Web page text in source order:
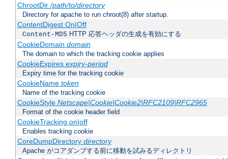
ChrootDir/path/to/directory
Directory for apache to run chroot(8) after startup.
ContentDigest On|Off
Content-MD5 HTTP 応答ヘッダの生成を有効にする
CookieDomain domain
The domain to which the tracking cookie applies
CookieExpires expiry-period
Expiry time for the tracking cookie
CookieName token
Name of the tracking cookie
CookieStyle Netscape|Cookie|Cookie2|RFC2109|RFC2965
Format of the cookie header field
CookieTracking on|off
Enables tracking cookie
CoreDumpDirectory directory
Apache がコアダンプする前に移動を試みるディレクトリ